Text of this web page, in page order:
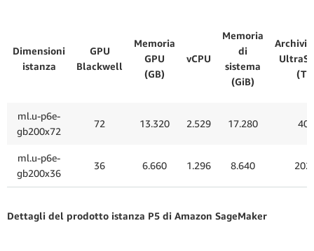
Dimensioni
istanza
GPU
Blackwell
Memoria
GPU
(GB)
vCPU
Memoria
di
sistema
(GiB)
ml.u-p6e-
gb200x72
72 13.320 2.529 17.280 405
ml.u-p6e-
gb200x36
36 6.660 1.296 8.640
Dettagli del prodotto istanza P5 di Amazon SageMaker